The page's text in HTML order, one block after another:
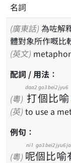
名詞
(廣東話)
體對象所作嘅比
(英文)
配詞 / 用法：
(粵) 打
daa2
個
go3
比
bei2
喻
jyu6
(英) to use a
例句：
(粵) 呢
ni1
個
go3
比
bei2
喻
jyu6